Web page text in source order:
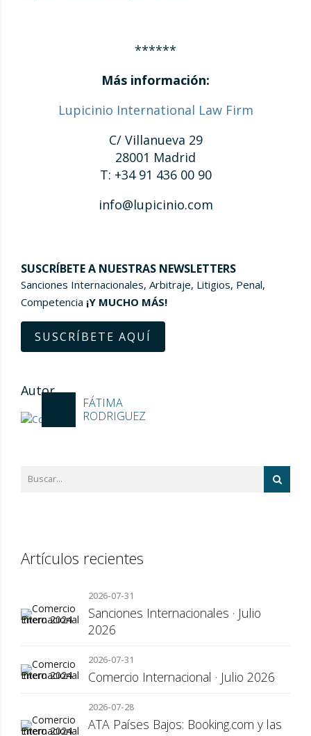
******
Más información:
Lupicinio International Law Firm
C/ Villanueva 29
28001 Madrid
T: +34 91 436 00 90
info@lupicinio.com
SUSCRÍBETE A NUESTRAS NEWSLETTERS
Sanciones Internacionales, Arbitraje, Litigios, Penal,
Competencia ¡Y MUCHO MÁS!
SUSCRÍBETE AQUÍ
Autor
FÁTIMA
RODRIGUEZ
Artículos recientes
2026-07-31
Sanciones Internacionales · Julio
2026
2026-07-31
Comercio Internacional · Julio 2026
2026-07-28
ATA Países Bajos: Booking.com y las